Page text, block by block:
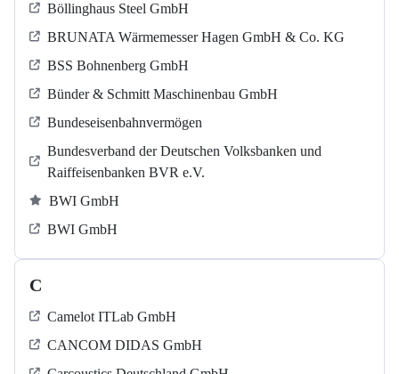
Böllinghaus Steel GmbH
BRUNATA Wärmemesser Hagen GmbH & Co. KG
BSS Bohnenberg GmbH
Bünder & Schmitt Maschinenbau GmbH
Bundeseisenbahnvermögen
Bundesverband der Deutschen Volksbanken und
Raiffeisenbanken BVR e.V.
BWI GmbH
BWI GmbH
C
Camelot ITLab GmbH
CANCOM DIDAS GmbH